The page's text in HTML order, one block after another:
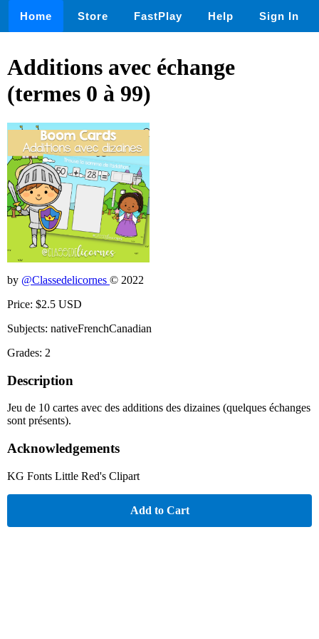
Home Store FastPlay Help Sign In
Additions avec échange
(termes 0 à 99)
by @Classedelicornes © 2022
Price: $2.5 USD
Subjects: nativeFrenchCanadian
Grades: 2
Description
Jeu de 10 cartes avec des additions des dizaines (quelques échanges
sont présents).
Acknowledgements
KG Fonts Little Red's Clipart
Add to Cart